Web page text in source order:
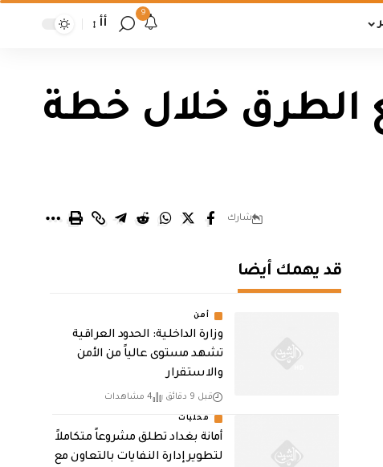
9
أأ
الطرق خلال خطة
شارك
قد يهمك أيضا
أمن
وزارة الداخلية: الحدود العراقية
تشهد مستوى عالياً من الأمن
والاستقرار
قبل 9 دقائق 4 مشاهدات
محليات
أمانة بغداد تطلق مشروعاً متكاملاً
لتطوير إدارة النفايات بالتعاون مع